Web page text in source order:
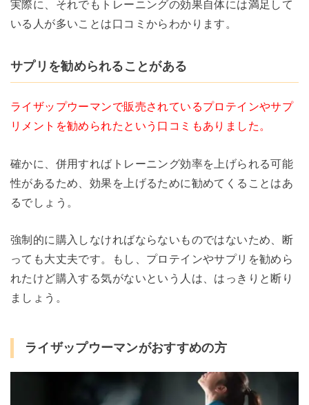
実際に、それでもトレーニングの効果自体には満足して
いる人が多いことは口コミからわかります。
サプリを勧められることがある
ライザップウーマンで販売されているプロテインやサプ
リメントを勧められたという口コミもありました。
確かに、併用すればトレーニング効率を上げられる可能
性があるため、効果を上げるために勧めてくることはあ
るでしょう。
強制的に購入しなければならないものではないため、断
っても大丈夫です。もし、プロテインやサプリを勧めら
れたけど購入する気がないという人は、はっきりと断り
ましょう。
ライザップウーマンがおすすめの方